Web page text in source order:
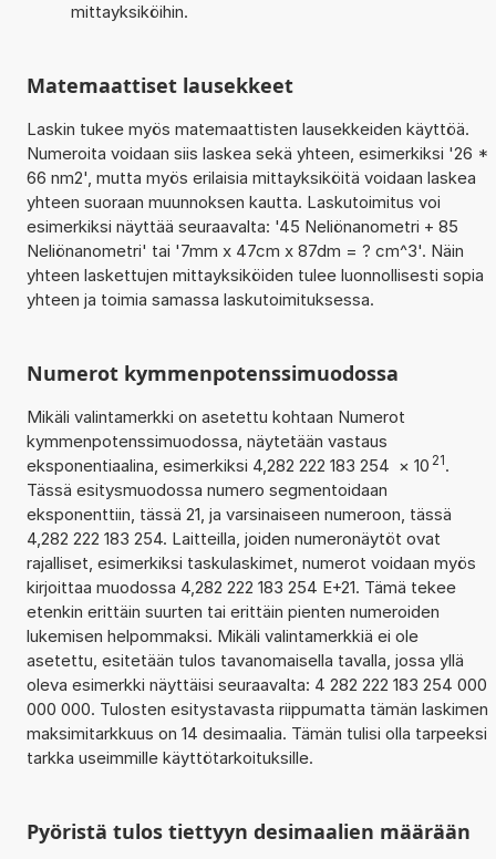
mittayksiköihin.
Matemaattiset lausekkeet
Laskin tukee myös matemaattisten lausekkeiden käyttöä.
Numeroita voidaan siis laskea sekä yhteen, esimerkiksi '26 *
66 nm2', mutta myös erilaisia mittayksiköitä voidaan laskea
yhteen suoraan muunnoksen kautta. Laskutoimitus voi
esimerkiksi näyttää seuraavalta: '45 Neliönanometri + 85
Neliönanometri' tai '7mm x 47cm x 87dm = ? cm^3'. Näin
yhteen laskettujen mittayksiköiden tulee luonnollisesti sopia
yhteen ja toimia samassa laskutoimituksessa.
Numerot kymmenpotenssimuodossa
Mikäli valintamerkki on asetettu kohtaan Numerot
kymmenpotenssimuodossa, näytetään vastaus
eksponentiaalina, esimerkiksi 4,282 222 183 254 × 10 21.
Tässä esitysmuodossa numero segmentoidaan
eksponenttiin, tässä 21, ja varsinaiseen numeroon, tässä
4,282 222 183 254. Laitteilla, joiden numeronäytöt ovat
rajalliset, esimerkiksi taskulaskimet, numerot voidaan myös
kirjoittaa muodossa 4,282 222 183 254 E+21. Tämä tekee
etenkin erittäin suurten tai erittäin pienten numeroiden
lukemisen helpommaksi. Mikäli valintamerkkiä ei ole
asetettu, esitetään tulos tavanomaisella tavalla, jossa yllä
oleva esimerkki näyttäisi seuraavalta: 4 282 222 183 254 000
000 000. Tulosten esitystavasta riippumatta tämän laskimen
maksimitarkkuus on 14 desimaalia. Tämän tulisi olla tarpeeksi
tarkka useimmille käyttötarkoituksille.
Pyöristä tulos tiettyyn desimaalien määrään